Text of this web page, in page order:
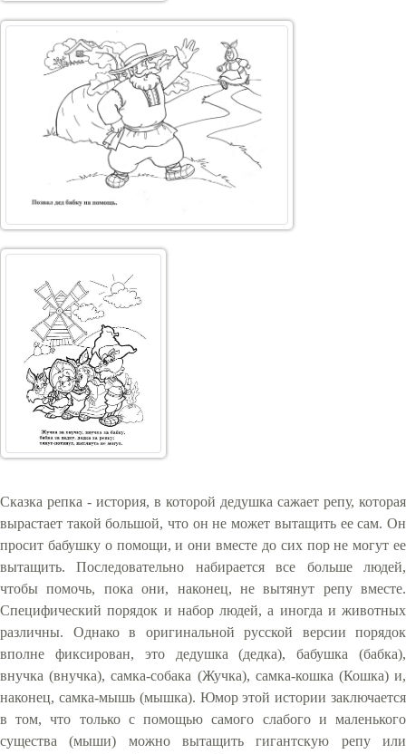
Сказка репка - история, в которой дедушка сажает репу, которая
вырастает такой большой, что он не может вытащить ее сам. Он
просит бабушку о помощи, и они вместе до сих пор не могут ее
вытащить. Последовательно набирается все больше людей,
чтобы помочь, пока они, наконец, не вытянут репу вместе.
Специфический порядок и набор людей, а иногда и животных
различны. Однако в оригинальной русской версии порядок
вполне фиксирован, это дедушка (дедка), бабушка (бабка),
внучка (внучка), самка-собака (Жучка), самка-кошка (Кошка) и,
наконец, самка-мышь (мышка). Юмор этой истории заключается
в том, что только с помощью самого слабого и маленького
существа (мыши) можно вытащить гигантскую репу или